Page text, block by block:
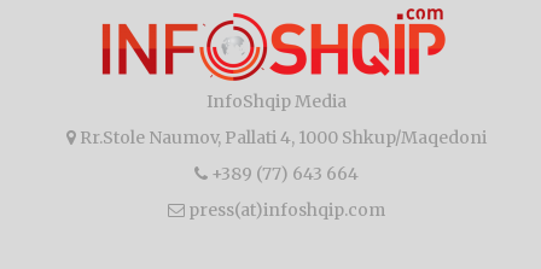
InfoShqip Media
Rr.Stole Naumov, Pallati 4, 1000 Shkup/Maqedoni
+389 (77) 643 664
press(at)infoshqip.com